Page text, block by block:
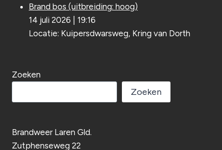
Brand bos (uitbreiding: hoog)
14 juli 2026
19:16
Locatie: Kuipersdwarsweg, Kring van Dorth
Zoeken
Zoeken
Brandweer Laren Gld.
Zutphenseweg 22